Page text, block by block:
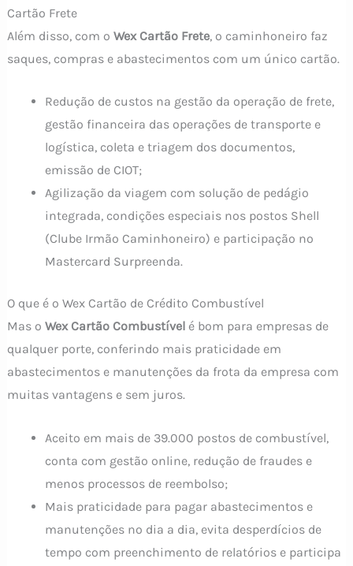
Cartão Frete
Além disso, com o Wex Cartão Frete, o caminhoneiro faz
saques, compras e abastecimentos com um único cartão.
Redução de custos na gestão da operação de frete,
gestão financeira das operações de transporte e
logística, coleta e triagem dos documentos,
emissão de CIOT;
Agilização da viagem com solução de pedágio
integrada, condições especiais nos postos Shell
(Clube Irmão Caminhoneiro) e participação no
Mastercard Surpreenda.
O que é o Wex Cartão de Crédito Combustível
Mas o Wex Cartão Combustívelé bom para empresas de
qualquer porte, conferindo mais praticidade em
abastecimentos e manutenções da frota da empresa com
muitas vantagens e sem juros.
Aceito em mais de 39.000 postos de combustível,
conta com gestão online, redução de fraudes e
menos processos de reembolso;
Mais praticidade para pagar abastecimentos e
manutenções no dia a dia, evita desperdícios de
tempo com preenchimento de relatórios e participa